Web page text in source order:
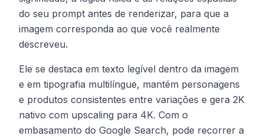
do seu prompt antes de renderizar, para que a
imagem corresponda ao que você realmente
descreveu.
Ele se destaca em texto legível dentro da imagem
e em tipografia multilíngue, mantém personagens
e produtos consistentes entre variações e gera 2K
nativo com upscaling para 4K. Com o
embasamento do Google Search, pode recorrer a